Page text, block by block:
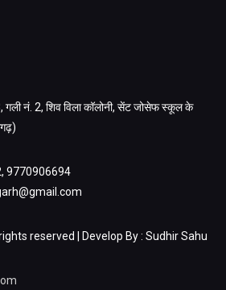
गली नं. 2, शिव विला कॉलोनी, सेंट जोसेफ स्कूल के
9770906694
reserved | Develop By : Sudhir Sahu